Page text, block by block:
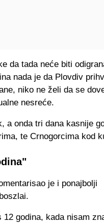
da tada neće biti
nada je da Plovdiv
niko ne želi da se
nesreće.
a onda tri dana kasnije
te Crnogorcima kod
je i ponajbolji
godina, kada nisam